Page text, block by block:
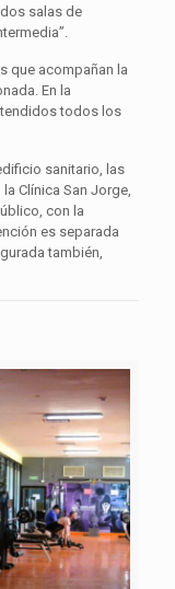
salas de
que acompañan la
En la
todos los
sanitario, las
Clínica San Jorge,
con la
es separada
también,